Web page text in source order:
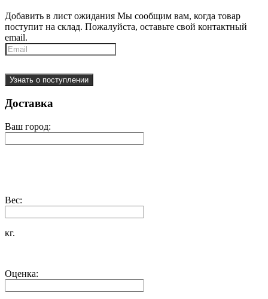
Добавить в лист ожидания Мы сообщим вам, когда товар
поступит на склад. Пожалуйста, оставьте свой контактный
email.
Узнать о поступлении
Доставка
Ваш город:
Вес:
кг.
Оценка: